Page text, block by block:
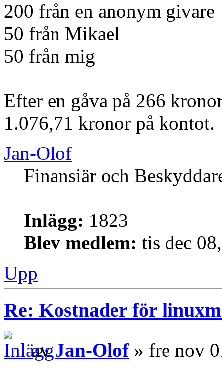
200 från en anonym givare
50 från Mikael
50 från mig
Efter en gåva på 266
1.076,71 kronor på kontot.
Jan-Olof
Finansiär och
Inlägg: 1823
Blev medlem: tis dec
Upp
Re: Kostnader för
avJan-Olof» fre nov